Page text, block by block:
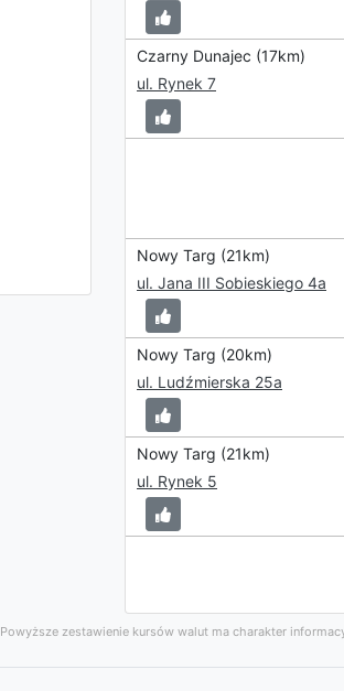
Czarny Dunajec (17km)
ul. Rynek 7
Nowy Targ (21km)
ul. Jana III Sobieskiego 4a
Nowy Targ (20km)
ul. Ludźmierska 25a
Nowy Targ (21km)
ul. Rynek 5
Powyższe zestawienie kursów walut ma charakter